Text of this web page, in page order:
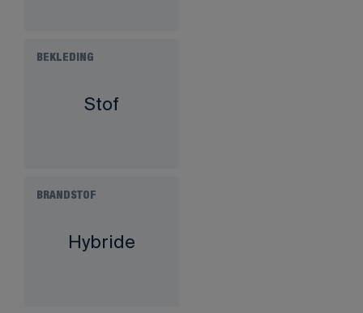
BEKLEDING
Stof
BRANDSTOF
Hybride